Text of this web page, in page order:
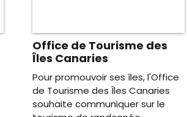
Office de Tourisme des
Îles Canaries
Pour promouvoir ses îles, l'Office
de Tourisme des Îles Canaries
souhaite communiquer sur le